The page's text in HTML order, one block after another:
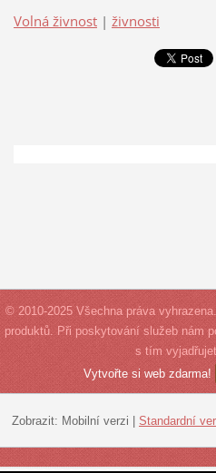
Volná živnost | živnosti
© 2010-2025 Všechna práva
produktů. Při poskytování služeb nám
s tím
Vytvořte si web zdarma!
Zobrazit: Mobilní verzi Standardní